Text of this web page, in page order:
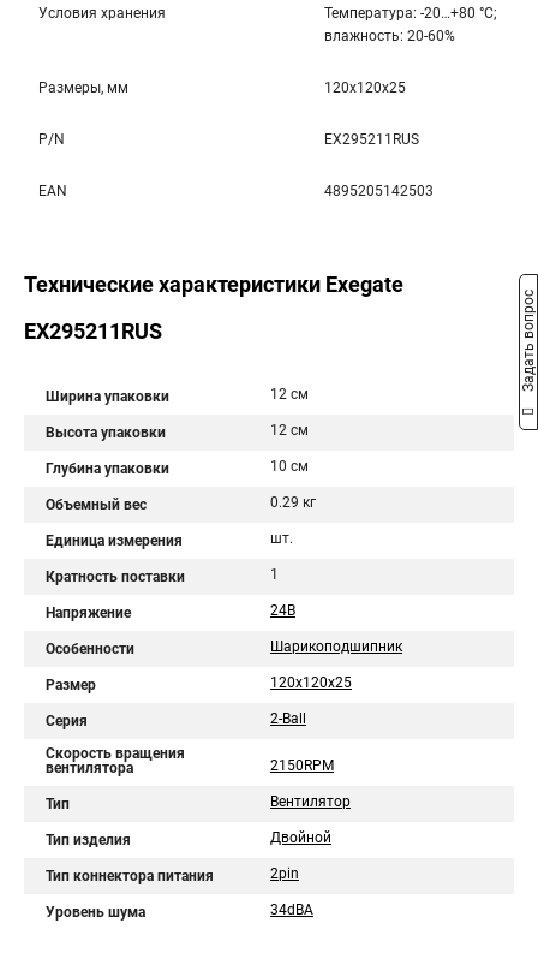
Условия хранения
Температура: -20…+80 °С;
влажность: 20-60%
Размеры, мм 120x120x25
P/N EX295211RUS
EAN 4895205142503
Технические характеристики Exegate
EX295211RUS
Ширина упаковки 12 см
Высота упаковки 12 см
Глубина упаковки 10 см
Объемный вес 0.29 кг
Единица измерения шт.
Кратность поставки 1
Напряжение 24В
Особенности Шарикоподшипник
Размер 120x120x25
Серия 2-Ball
Скорость вращения
вентилятора
2150RPM
Тип Вентилятор
Тип изделия Двойной
Тип коннектора питания 2pin
Уровень шума 34dBA
Задать вопрос